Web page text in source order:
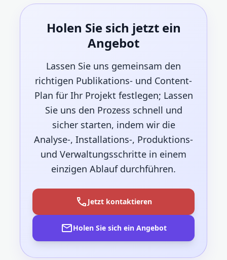
Holen Sie sich jetzt ein
Angebot
Lassen Sie uns gemeinsam den
richtigen Publikations- und Content-
Plan für Ihr Projekt festlegen; Lassen
Sie uns den Prozess schnell und
sicher starten, indem wir die
Analyse-, Installations-, Produktions-
und Verwaltungsschritte in einem
einzigen Ablauf durchführen.
callJetzt kontaktieren
mailHolen Sie sich ein Angebot